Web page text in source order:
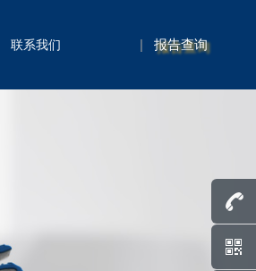
|报告查询
联系我们